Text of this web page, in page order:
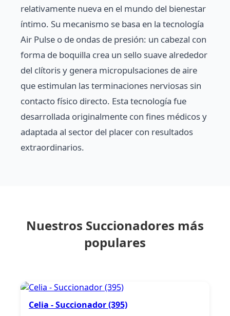
relativamente nueva en el mundo del bienestar
íntimo. Su mecanismo se basa en la tecnología
Air Pulse o de ondas de presión: un cabezal con
forma de boquilla crea un sello suave alrededor
del clítoris y genera micropulsaciones de aire
que estimulan las terminaciones nerviosas sin
contacto físico directo. Esta tecnología fue
desarrollada originalmente con fines médicos y
adaptada al sector del placer con resultados
extraordinarios.
Nuestros Succionadores más
populares
Celia - Succionador (395)